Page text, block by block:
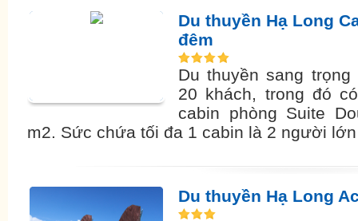
Du thuyền Hạ Long
đêm
Du thuyền sang
20 khách, trong đó
cabin phòng Suite
m2. Sức chứa tối đa 1 cabin là 2 người
Du thuyền Hạ Long